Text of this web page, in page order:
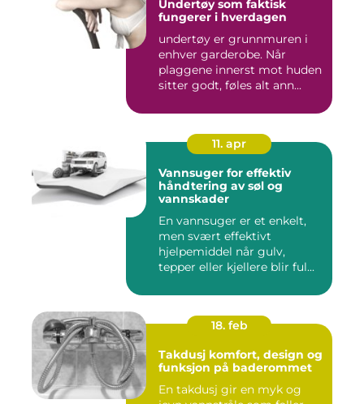
Undertøy som faktisk
fungerer i hverdagen
undertøy er grunnmuren i
enhver garderobe. Når
plaggene innerst mot huden
sitter godt, føles alt ann...
11. apr
Vannsuger for effektiv
håndtering av søl og
vannskader
En vannsuger er et enkelt,
men svært effektivt
hjelpemiddel når gulv,
tepper eller kjellere blir ful...
18. feb
Takdusj komfort, design og
funksjon på baderommet
En takdusj gir en myk og